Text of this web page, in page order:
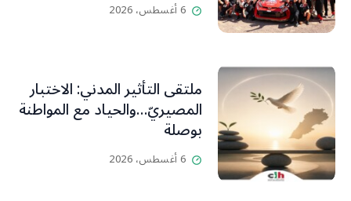
6 أغسطس، 2026
ملتقى التأثير المدني: الاختبار
المصيريّ…والحياد مع المواطنة
بوصلة
6 أغسطس، 2026